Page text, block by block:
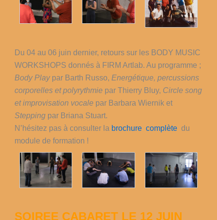
Du 04 au 06 juin dernier, retours sur les BODY MUSIC
WORKSHOPS donnés à FIRM Artlab. Au programme ;
Body Playpar Barth Russo, Energétique, percussions
corporelles et polyrythmie par Thierry Bluy, Circle song
et improvisation vocale par Barbara Wiernik et
Stepping par Briana Stuart.
N’hésitez pas à consulter la brochure complète du
module de formation !
SOIREE CABARET LE 12 JUIN